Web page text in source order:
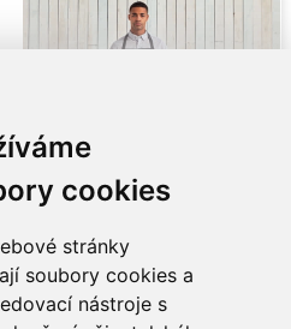
cookies
stránky
soubory cookies a
nástroje s
Cena od114,78Kč